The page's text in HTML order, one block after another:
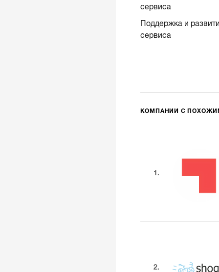
сервиса
Поддержка и
сервиса
КОМПАНИИ С
1.
2.